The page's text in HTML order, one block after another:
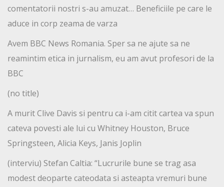
comentatorii nostri s-au amuzat… Beneficiile pe care le
aduce in corp zeama de varza
Avem BBC News Romania. Sper sa ne ajute sa ne
reamintim etica in jurnalism, eu am avut profesori de la
BBC
(no title)
A murit Clive Davis si pentru ca i-am citit cartea va spun
cateva povesti ale lui cu Whitney Houston, Bruce
Springsteen, Alicia Keys, Janis Joplin
(interviu) Stefan Caltia: “Lucrurile bune se trag asa
modest deoparte cateodata si asteapta vremuri bune